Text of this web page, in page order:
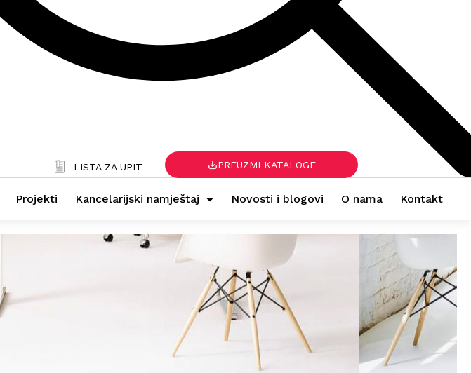
LISTA ZA UPIT PREUZMI KATALOGE
Projekti Kancelarijski namještaj Novosti i blogovi O nama Kontakt